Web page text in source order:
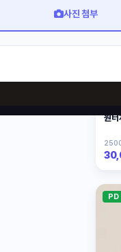
원터
PD
사진 첨부